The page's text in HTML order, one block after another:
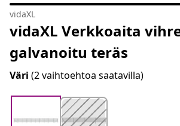
vidaXL
vidaXL Verkkoaita
galvanoitu teräs
Väri (2 vaihtoehtoa saatavilla)